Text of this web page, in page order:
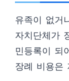
유족이 없거
자치단체가
민등록이 되
장례 비용은